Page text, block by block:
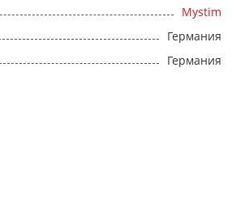
Mystim
Германия
Германия